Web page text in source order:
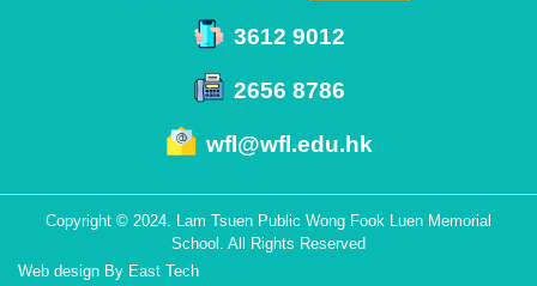
3612 9012
2656 8786
wfl@wfl.edu.hk
Copyright © 2024. Lam Tsuen Public Wong Fook Luen Memorial
School. All Rights Reserved
Web design By East Tech